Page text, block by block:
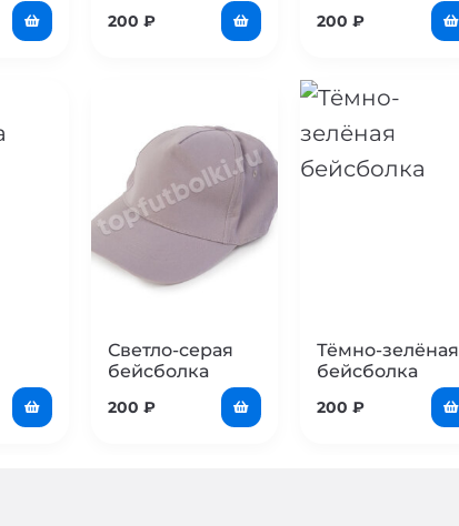
200 ₽ 200₽
Светло-серая
бейсболка
200 ₽
Тёмно-зелёная
бейсболка
200₽